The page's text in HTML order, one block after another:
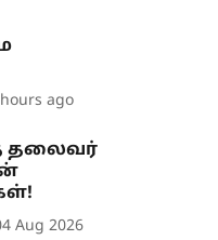
ago
தலைவர்
Aug 2026